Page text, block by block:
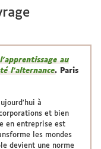
au
l’alternance. Paris
à
et bien
en entreprise est
les mondes
devient une norme